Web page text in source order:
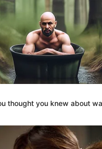
– érkeznek a
be a kormány:
célja a betegségek
lakosság egészségi
időszakban egyre
thought you knew about